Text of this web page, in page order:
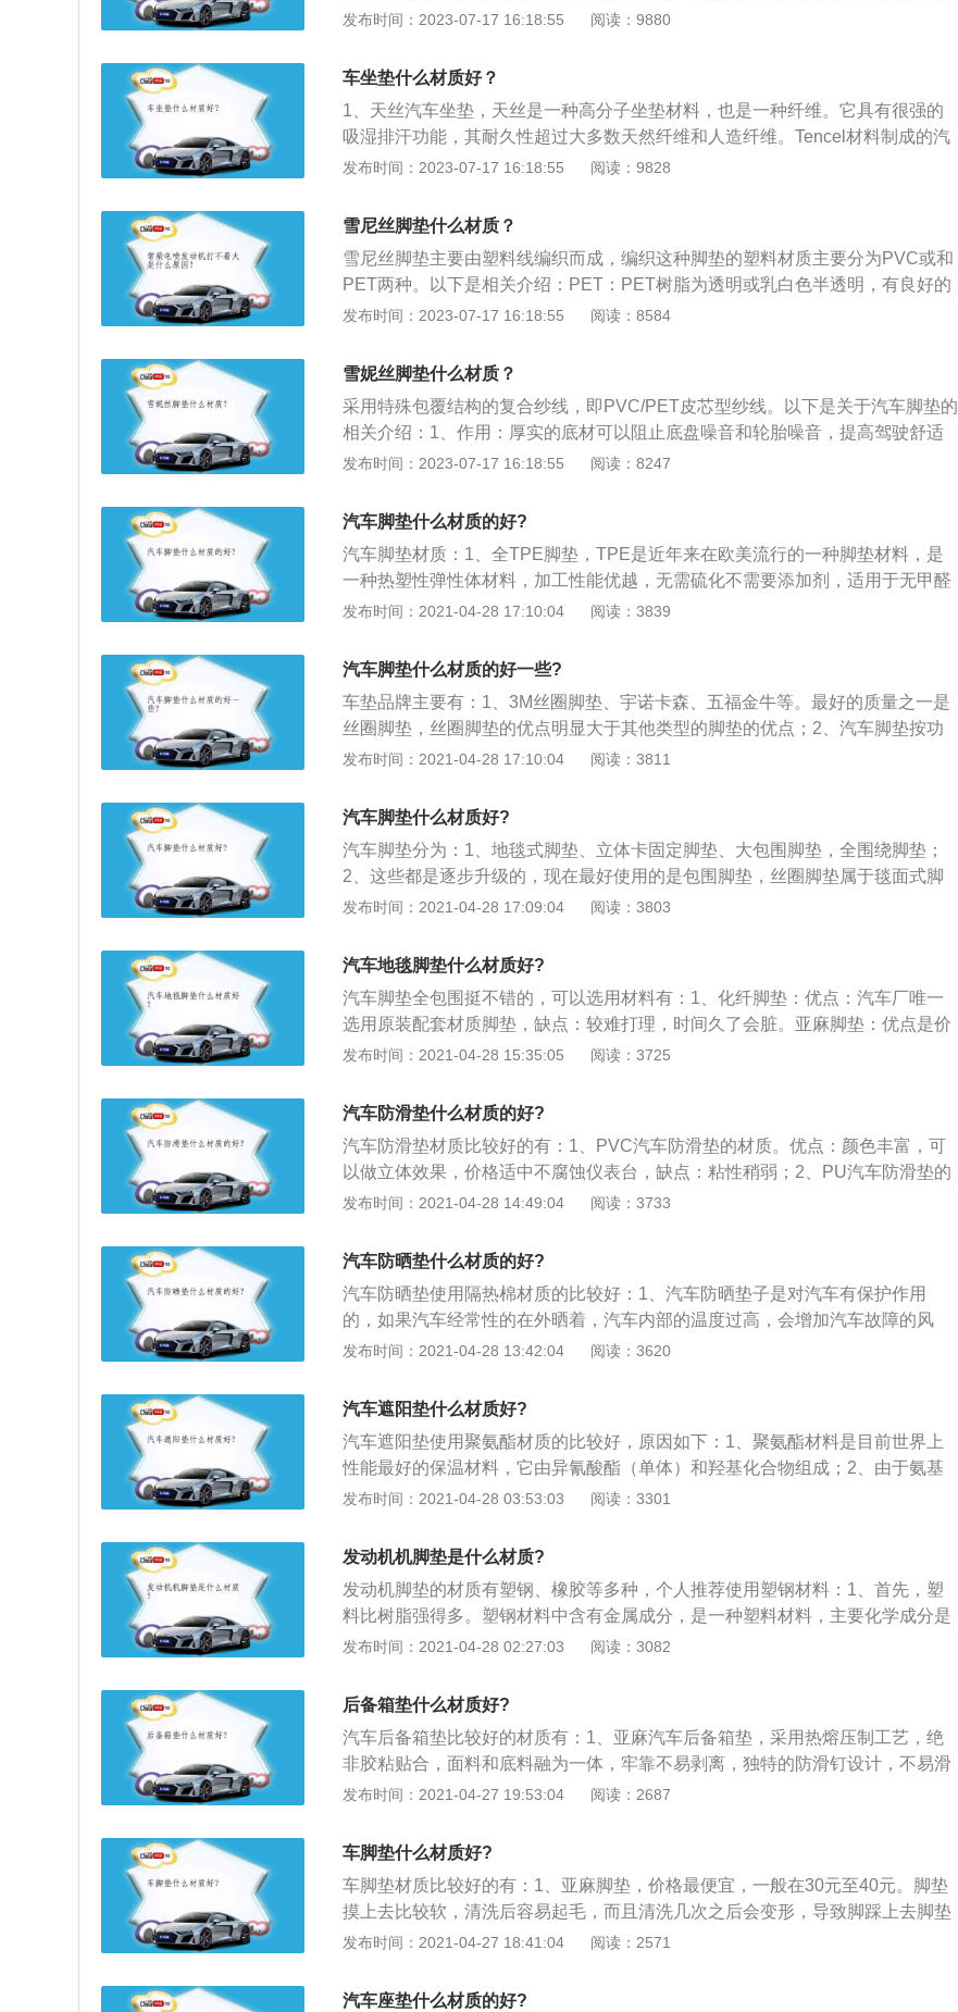
置15分钟，然后检查油尺。如果经常需要检查，可以在早上开车前检查，此时的
平高度，即前后左右没有倾斜。一旦车身倾斜，油底壳中的油位将发生变化，测
量结果不准确。一个相对简单的判断方法是停车时不要将手刹拉到空档。如果汽
车能停下来，它基本上是水平的。当然，最好避免左右倾斜。如何识别发动机机
油清洁度
发布时间：2023-07-17 16:18:55 阅读：9880
车坐垫什么材质好？
1、天丝汽车坐垫，天丝是一种高分子坐垫材料，也是一种纤维。它具有很强的
吸湿排汗功能，其耐久性超过大多数天然纤维和人造纤维。Tencel材料制成的汽
车坐垫手感柔软舒适，具有良好的表面光滑度、强度、吸湿性和透气性。如果在
有必要考虑汽车座垫的品牌。2、多孔结构的竹炭车垫能有效吸收车内各种异
味，也能产生负离子净化空气，保持车内空气清新。它不仅可以消除车内的异
味，还能发出红外线，很好地促进血液循环，消除驾驶疲劳。此外，竹炭汽车坐
垫还有很好的放松身体的效果。司机和乘客都非常放松和舒适。需要注意的是，
竹炭汽车坐垫需要定期暴露在阳光下，以保持坐垫新鲜。3、PU真皮汽车坐垫。
了一段时间，他们仍然有一种全新的感觉。不仅耐磨，PU皮汽车坐垫也会显得非
常高档。有时我们想知道是选择PU真皮汽车坐垫还是真皮汽车坐垫。一般来说，
PU皮革是经常更换汽车座垫的车主的好选择。对于想要选择一个稳定和氛围的驾
能很好的调节司机的体温。如果你长时间开车，这确实是一个很好的选择汽车坐
冲垫。如果在南方使用，这种垫子仍然很好，因为南方的季节性气候没有什么不
同。5、人造毛绒汽车坐垫的优点是价格相对便宜。因为是人工模仿，成本也很
低。通常，1000元以内可以选择更好的汽车坐垫。皮毛汽车坐垫的外观非常时
尚，适合年轻的汽车用户，保暖性也很好，是冬天的好选择。
发布时间：2023-07-17 16:18:55 阅读：9828
雪尼丝脚垫什么材质？
雪尼丝脚垫主要由塑料线编织而成，编织这种脚垫的塑料材质主要分为PVC或和
PET两种。以下是相关介绍：PET：PET树脂为透明或乳白色半透明，有良好的
强度和化学稳定性，多用于电子电器上，比如：灯罩、灯座或继电器上。PVC：
垫：雪尼丝脚垫虽是塑料编织而成，但因材质本身的稳定性和强度上的表现，让
雪尼丝脚垫具备了无毒无味、防油防水、耐磨抗老化和容易清洗等优点。
发布时间：2023-07-17 16:18:55 阅读：8584
雪妮丝脚垫什么材质？
采用特殊包覆结构的复合纱线，即PVC/PET皮芯型纱线。以下是关于汽车脚垫的
相关介绍：1、作用：厚实的底材可以阻止底盘噪音和轮胎噪音，提高驾驶舒适
性。绒面类汽车脚垫还可以将剩余的噪音和车内音响回音等彻底吸附干净，保护
气的配饰更能促进销量。市场上多数的脚垫都是经过电烫的工艺加工，弊端在于
灼烧面积大、材料损伤比例大。新兴起的激光雕刻技术既解决了灼伤的难题，同
时可以自己设计图案在脚垫上任意雕琢，随意性可控性强。
发布时间：2023-07-17 16:18:55 阅读：8247
汽车脚垫什么材质的好?
汽车脚垫材质：1、全TPE脚垫，TPE是近年来在欧美流行的一种脚垫材料，是
一种热塑性弹性体材料，加工性能优越，无需硫化不需要添加剂，适用于无甲醛
环保型汽车脚垫；2、塑性好，弹性好，经久耐用，无异味，材料健康，国内厂
是耐用还是防滑都背离了汽车脚垫的初衷，不过都是土豪的玩具，那些豪华MPV
车型可以给后排装上的。
发布时间：2021-04-28 17:10:04 阅读：3839
汽车脚垫什么材质的好一些?
车垫品牌主要有：1、3M丝圈脚垫、宇诺卡森、五福金牛等。最好的质量之一是
丝圈脚垫，丝圈脚垫的优点明显大于其他类型的脚垫的优点；2、汽车脚垫按功
能可分为：通用型脚垫、专车车用型脚垫；3、根据形状可分为：平面脚垫、大
橡胶脚垫、呢绒脚垫、皮革脚垫、丝圈脚垫。
发布时间：2021-04-28 17:10:04 阅读：3811
汽车脚垫什么材质好?
汽车脚垫分为：1、地毯式脚垫、立体卡固定脚垫、大包围脚垫，全围绕脚垫；
2、这些都是逐步升级的，现在最好使用的是包围脚垫，丝圈脚垫属于毯面式脚
垫的一种；3、新车没有铺设胶，用全包围脚垫是最好的选择。
发布时间：2021-04-28 17:09:04 阅读：3803
汽车地毯脚垫什么材质好?
汽车脚垫全包围挺不错的，可以选用材料有：1、化纤脚垫：优点：汽车厂唯一
选用原装配套材质脚垫，缺点：较难打理，时间久了会脏。亚麻脚垫：优点是价
格便宜。缺点是：摸上去比较软，清洗后容易起毛，而且清洗几次之后会变形，
vc脚垫（或称塑料脚垫）：优点：是容易清洗。缺点：冬天容易变硬，会滑动，
部分产品原材料质量不可控，味道重，橡胶脚垫：橡胶脚垫跟塑料脚垫一样，清
洗都很方便。橡胶质地脚垫在温度变化比较大的情况下不那么容易变形，冬夏使
用都适宜；3、呢绒脚垫：有绒质和纯羊毛两种。手工产品，价格一般较高，不
容易打理。皮革脚垫：例如立体脚垫，清洗方便，缺点是不吸水、吸尘，隔音不
状，能吸收各种灰尘和泥沙，吸污能力强，能长久保持车内清洁，一年四季都适
合使用。而且丝圈脚垫清洗很简单，在洗车的时候，用水枪清洗一下就可以了。
丝圈做的好的牌子有不少，例如众鑫、金道福等。
发布时间：2021-04-28 15:35:05 阅读：3725
汽车防滑垫什么材质的好?
汽车防滑垫材质比较好的有：1、PVC汽车防滑垫的材质。优点：颜色丰富，可
以做立体效果，价格适中不腐蚀仪表台，缺点：粘性稍弱；2、PU汽车防滑垫的
材质。优点：粘性强，环保，缺点：颜色只能做丝印1--2种颜色；3、硅胶汽车防
色；4、PVC发泡汽车防滑垫。优点：价格便宜，缺点：防滑性较弱，颜色只能
简单丝印；5、橡胶汽车防滑垫。优点：粘性强，价格便宜，缺点：有注料水
口，不是很美观，颜色简单丝印。
发布时间：2021-04-28 14:49:04 阅读：3733
汽车防晒垫什么材质的好?
汽车防晒垫使用隔热棉材质的比较好：1、汽车防晒垫子是对汽车有保护作用
的，如果汽车经常性的在外晒着，汽车内部的温度过高，会增加汽车故障的风
险，而近年来气温和紫外线指数攀升，需要使用汽车防晒垫对汽车进行防晒工
那么一台汽车，而夏天的时候对汽车进行防晒尤为重要；3、这个时候汽车防晒
垫就是非常必要的工具，能起到避免汽车内温度过高的作用，无论是对车，还是
对驾驶车的人来说，都非常重要。
发布时间：2021-04-28 13:42:04 阅读：3620
汽车遮阳垫什么材质好?
汽车遮阳垫使用聚氨酯材质的比较好，原因如下：1、聚氨酯材料是目前世界上
性能最好的保温材料，它由异氰酸酯（单体）和羟基化合物组成；2、由于氨基
酸基极性强，不溶于非极性基团，具有良好的耐油性、韧性、耐磨性、耐老化性
损坏，中控台不会发热，还会降低车内温度，间接改善汽车空调的使用。
发布时间：2021-04-28 03:53:03 阅读：3301
发动机机脚垫是什么材质?
发动机脚垫的材质有塑钢、橡胶等多种，个人推荐使用塑钢材料：1、首先，塑
料比树脂强得多。塑钢材料中含有金属成分，是一种塑料材料，主要化学成分是
聚氯乙烯，广泛应用于一种新型材料中；2、材料性能优良，易于加工，应用广
锌、铝等有色金属的最佳替代品；3、汽车用品行业在使用塑钢时，对材料的要
求相对较高，最典型的是发动机底盘脚手架、汽车油箱等已被广泛使用；4、进
口的高挡轿车原装发动机护板是采用塑料材料制成的，如奔驰、宝马、路虎等品
牌车型。塑钢护板的特点是安全，不会影响发动机下沉；无共振噪音，行驶安静
舒适；重量轻，更省油。
发布时间：2021-04-28 02:27:03 阅读：3082
后备箱垫什么材质好?
汽车后备箱垫比较好的材质有：1、亚麻汽车后备箱垫，采用热熔压制工艺，绝
非胶粘贴合，面料和底料融为一体，牢靠不易剥离，独特的防滑钉设计，不易滑
动，表面采用强化纤维，耐磨、耐用，不藏匿泥沙，清洗极方便；2、PVC汽车
动，柔软舒适，采用环保材料；3、橡胶汽车后备箱垫，材质采用橡胶，超强韧
性，经久耐用、耐磨、防水防滑、易清洗。
发布时间：2021-04-27 19:53:04 阅读：2687
车脚垫什么材质好?
车脚垫材质比较好的有：1、亚麻脚垫，价格最便宜，一般在30元至40元。脚垫
摸上去比较软，清洗后容易起毛，而且清洗几次之后会变形，导致脚踩上去脚垫
表面深陷下去，影响舒适性。由于这种材质汽车脚垫价格低廉，使用时间长之
料材质脚垫，这种脚垫一般为50元到100元，最大优点是容易清洗。塑料脚垫拆
发布时间：2021-04-27 18:41:04 阅读：2571
汽车座垫什么材质的好?